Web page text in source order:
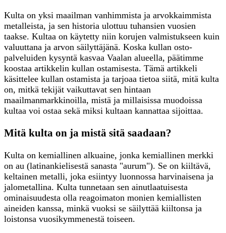
Kulta on yksi maailman vanhimmista ja arvokkaimmista
metalleista, ja sen historia ulottuu tuhansien vuosien
taakse. Kultaa on käytetty niin korujen valmistukseen kuin
valuuttana ja arvon säilyttäjänä. Koska kullan osto-
palveluiden kysyntä kasvaa Vaalan alueella, päätimme
koostaa artikkelin kullan ostamisesta. Tämä artikkeli
käsittelee kullan ostamista ja tarjoaa tietoa siitä, mitä kulta
on, mitkä tekijät vaikuttavat sen hintaan
maailmanmarkkinoilla, mistä ja millaisissa muodoissa
kultaa voi ostaa sekä miksi kultaan kannattaa sijoittaa.
Mitä kulta on ja mistä sitä saadaan?
Kulta on kemiallinen alkuaine, jonka kemiallinen merkki
on au (latinankielisestä sanasta "aurum"). Se on kiiltävä,
keltainen metalli, joka esiintyy luonnossa harvinaisena ja
jalometallina. Kulta tunnetaan sen ainutlaatuisesta
ominaisuudesta olla reagoimaton monien kemiallisten
aineiden kanssa, minkä vuoksi se säilyttää kiiltonsa ja
loistonsa vuosikymmenestä toiseen.